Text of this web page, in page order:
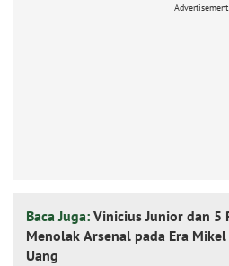
Advertisement
Baca Juga: Vinicius Junior dan 5
Menolak Arsenal pada Era
Uang